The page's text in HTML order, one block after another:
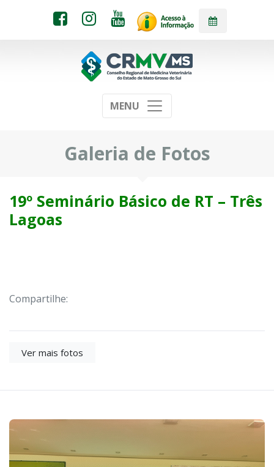
MENU
Galeria de Fotos
19º Seminário Básico de RT – Três
Lagoas
Compartilhe:
Ver mais fotos